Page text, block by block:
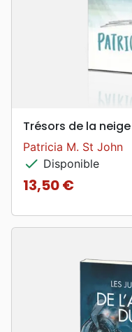
Trésors de la neige
Patricia M. St John
check Disponible
Prix
13,50 €